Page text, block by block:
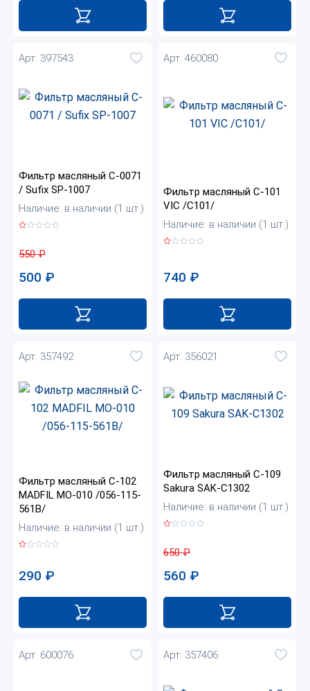
Арт. 397543
Фильтр масляный C-0071
/ Sufix SP-1007
Наличие: в наличии (1 шт.)
550₽
500 ₽
Арт. 460080
Фильтр масляный C-101
VIC /C101/
Наличие: в наличии (1 шт.)
740 ₽
Арт. 357492
Фильтр масляный C-102
MADFIL MO-010 /056-115-
561B/
Наличие: в наличии (1 шт.)
290 ₽
Арт. 356021
Фильтр масляный C-109
Sakura SAK-C1302
Наличие: в наличии (1 шт.)
650₽
560 ₽
Арт. 600076 Арт. 357406